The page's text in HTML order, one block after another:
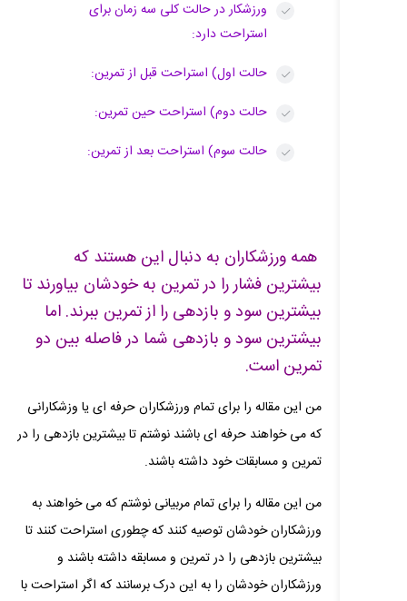
ورزشکار در حالت کلی سه زمان برای
استراحت دارد:
حالت اول) استراحت قبل از تمرین:
حالت دوم) استراحت حین تمرین:
حالت سوم) استراحت بعد از تمرین:
همه ورزشکاران به دنبال این هستند که
بیشترین فشار را در تمرین به خودشان بیاورند تا
بیشترین سود و بازدهی را از تمرین ببرند. اما
بیشترین سود و بازدهی شما در فاصله بین دو
تمرین است.
من این مقاله را برای تمام ورزشکاران حرفه ای یا وزشکارانی
که می خواهند حرفه ای باشند نوشتم تا بیشترین بازدهی را در
تمرین و مسابقات خود داشته باشند.
من این مقاله را برای تمام مربیانی نوشتم که می خواهند به
ورزشکاران خودشان توصیه کنند که چطوری استراحت کنند تا
بیشترین بازدهی را در تمرین و مسابقه داشته باشند و
ورزشکاران خودشان را به این درک برسانند که اگر استراحت با